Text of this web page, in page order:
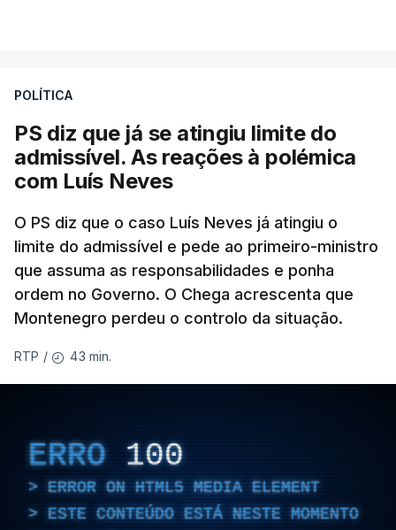
abertura de qualquer processo disciplinar, por não
ter qualquer elemento que indicie a realização
dessas obras.
Empreiteiro da
Construbarcelos também
fez obras na casa do diretor
financeiro da PJ
também trabalhou para o
diretor financeiro da PJ
atualizado 7 Agosto 2026, 14:26
POLÍTICA
PS diz que já se atingiu limite do
admissível. As reações à polémica
com Luís Neves
O PS diz que o caso Luís Neves já atingiu o
limite do admissível e pede ao primeiro-ministro
que assuma as responsabilidades e ponha
ordem no Governo. O Chega acrescenta que
Montenegro perdeu o controlo da situação.
RTP / 43 min.
ERRO 100
ERROR ON HTML5 MEDIA ELEMENT
ESTE CONTEÚDO ESTÁ NESTE MOMENTO